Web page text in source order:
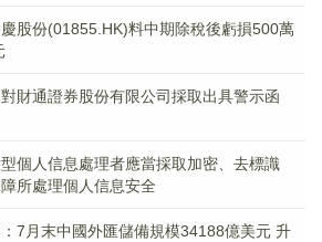
慶股份(01855.HK)料中期除稅後虧損500萬
財通證券股份有限公司採取出具警示函
個人信息處理者應當採取加密、去標識
所處理個人信息安全
7月末中國外匯儲備規模34188億美元 升